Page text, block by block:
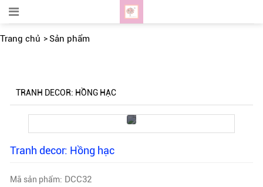
Trang chủ Sản phẩm
TRANH DECOR: HỒNG HẠC
Tranh decor: Hồng hạc
Mã sản phẩm: DCC32